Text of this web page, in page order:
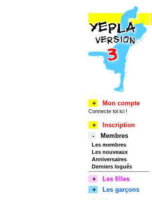
+ Mon compte
Connecte toi ici !
+
Inscription
-
Membres
Les membres
Les nouveaux
Anniversaires
Derniers logués
+
Les filles
+
Les garçons